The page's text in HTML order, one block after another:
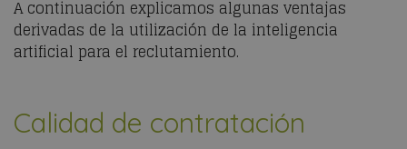
A continuación explicamos algunas ventajas
derivadas de la utilización de la inteligencia
artificial para el reclutamiento.
Calidad de contratación